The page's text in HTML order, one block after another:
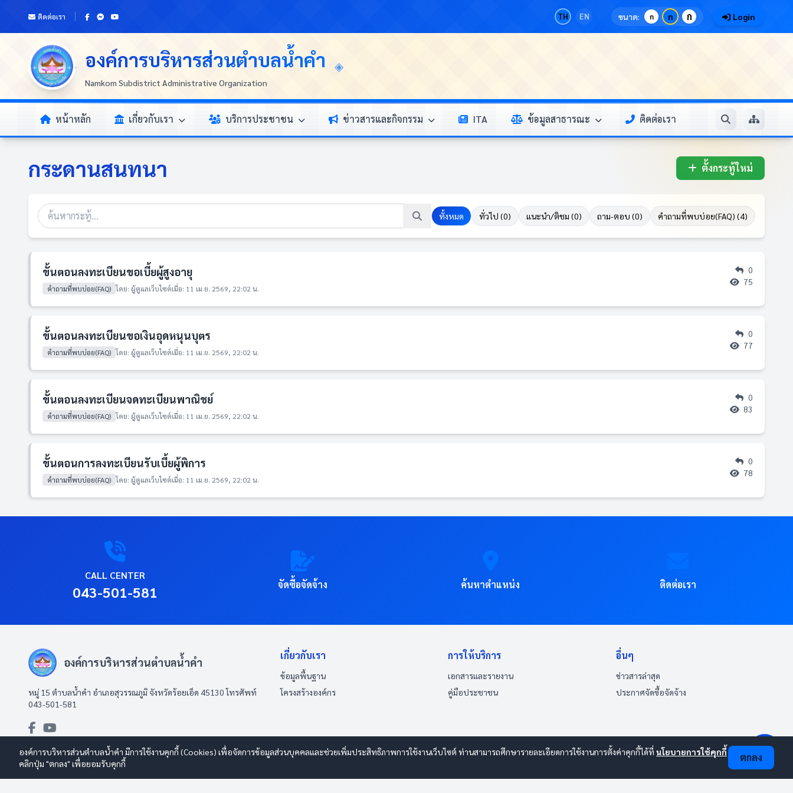
ติดต่อเรา TH EN ขนาด: ก ก ก Login
องค์การบริหารส่วนตำบลน้ำคำ
Namkom Subdistrict Administrative Organization
หน้าหลัก เกี่ยวกับเรา บริการประชาชน ข่าวสารและกิจกรรม ITA ข้อมูลสาธารณะ ติดต่อเรา
กระดานสนทนา ตั้งกระทู้ใหม่
ทั้งหมด ทั่วไป (0) แนะนำ/ติชม (0) ถาม-ตอบ (0) คำถามที่พบบ่อย(FAQ) (4)
ขั้นตอนลงทะเบียนขอเบี้ยผู้สูงอายุ
คำถามที่พบบ่อย(FAQ) โดย: ผู้ดูแลเว็บไซต์เมื่อ: 11 เม.ย. 2569, 22:02 น.
0
75
ขั้นตอนลงทะเบียนขอเงินอุดหนุนบุตร
คำถามที่พบบ่อย(FAQ) โดย: ผู้ดูแลเว็บไซต์เมื่อ: 11 เม.ย. 2569, 22:02 น.
0
77
ขั้นตอนลงทะเบียนจดทะเบียนพาณิชย์
คำถามที่พบบ่อย(FAQ) โดย: ผู้ดูแลเว็บไซต์เมื่อ: 11 เม.ย. 2569, 22:02 น.
0
83
ขั้นตอนการลงทะเบียนรับเบี้ยผู้พิการ
คำถามที่พบบ่อย(FAQ) โดย: ผู้ดูแลเว็บไซต์เมื่อ: 11 เม.ย. 2569, 22:02 น.
0
78
CALL CENTER
043-501-581 จัดซื้อจัดจ้าง ค้นหาตำแหน่ง ติดต่อเรา
องค์การบริหารส่วนตำบลน้ำคำ
หมู่ 15 ตำบลน้ำคำ อำเภอสุวรรณภูมิ จังหวัดร้อยเอ็ด 45130 โทรศัพท์
043-501-581
เกี่ยวกับเรา
ข้อมูลพื้นฐาน
โครงสร้างองค์กร
การให้บริการ
เอกสารและรายงาน
คู่มือประชาชน
อื่นๆ
ข่าวสารล่าสุด
ประกาศจัดซื้อจัดจ้าง
องค์การบริหารส่วนตำบลน้ำคำ มีการใช้งานคุกกี้ (Cookies) เพื่อจัดการข้อมูลส่วนบุคคลและช่วยเพิ่มประสิทธิภาพการใช้งานเว็บไซต์ ท่านสามารถศึกษารายละเอียดการใช้งานการตั้งค่าคุกกี้ได้ที่ นโยบายการใช้คุกกี้
คลิกปุ่ม "ตกลง" เพื่อยอมรับคุกกี้
ตกลง